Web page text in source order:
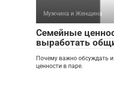
Мужчина и Женщина
Семейные
выработать
Почему важно обсуждать
ценности в паре.